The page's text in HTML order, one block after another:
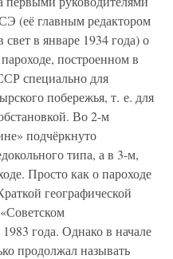
(её главным редактором
в январе 1934 года) о
построенном в
специально для
побережья, т. е. для
Во 2-м
подчёркнуто
типа, а в 3-м,
Просто как о пароходе
географической
года. Однако в начале
продолжал называть